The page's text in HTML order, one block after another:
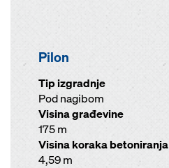
Pilon
Tip izgradnje
Pod nagibom
Visina građevine
175 m
Visina koraka betoniranja
4,59 m